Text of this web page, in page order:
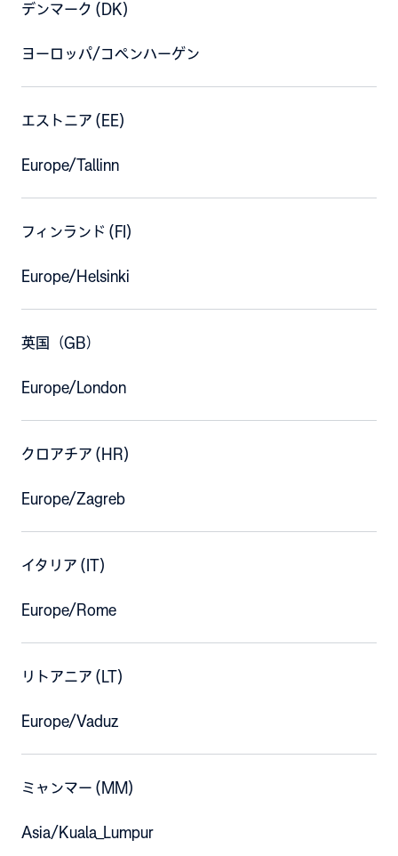
デンマーク (DK)
ヨーロッパ/コペンハーゲン
エストニア (EE)
Europe/Tallinn
フィンランド (FI)
Europe/Helsinki
英国（GB）
Europe/London
クロアチア (HR)
Europe/Zagreb
イタリア (IT)
Europe/Rome
リトアニア (LT)
Europe/Vaduz
ミャンマー (MM)
Asia/Kuala_Lumpur